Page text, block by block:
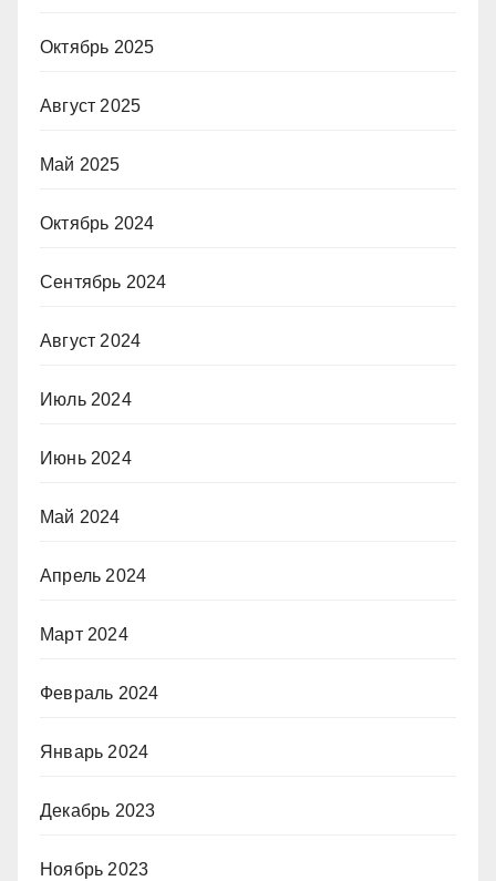
Октябрь 2025
Август 2025
Май 2025
Октябрь 2024
Сентябрь 2024
Август 2024
Июль 2024
Июнь 2024
Май 2024
Апрель 2024
Март 2024
Февраль 2024
Январь 2024
Декабрь 2023
Ноябрь 2023